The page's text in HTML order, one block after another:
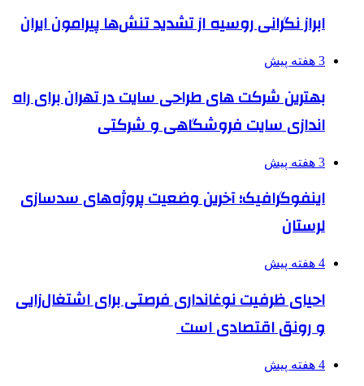
ابراز نگرانی روسیه از تشدید تنش‌ها پیرامون ایران
3 هفته پیش
بهترین شرکت های طراحی سایت در تهران برای راه
اندازی سایت فروشگاهی و شرکتی
3 هفته پیش
اینفوگرافیک؛ آخرین وضعیت پروژه‌های سدسازی
لرستان
4 هفته پیش
احیای ظرفیت نوغانداری فرصتی برای اشتغال‌زایی
و رونق اقتصادی است
4 هفته پیش